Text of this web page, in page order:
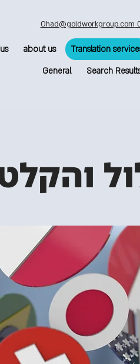
Ohad@goldworkgroup.com
Translation
about us
Search
General